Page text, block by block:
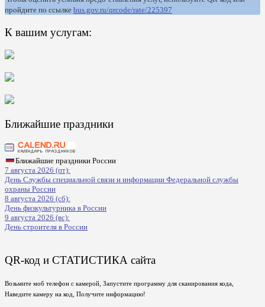
пройдите по ссылке bus.gov.ru/qrcode/rate/225397
К вашим услугам:
Ближайшие праздники
Ближайшие праздники России
7 августа 2026 (пт):
День Службы специальной связи и информации Федеральной службы
охраны России
8 августа 2026 (сб):
День физкультурника в России
9 августа 2026 (вс):
День строителя в России
QR-код и СТАТИСТИКА сайта
Возьмите моб телефон с камерой, Запустите программу для сканирования кода,
Наведите камеру на код, Получите информацию!